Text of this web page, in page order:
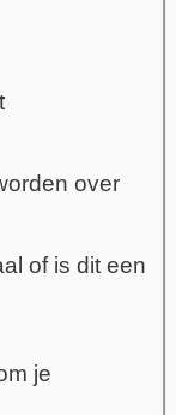
over
of is dit een
je